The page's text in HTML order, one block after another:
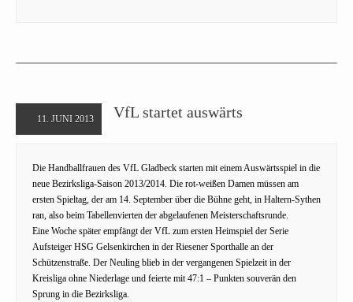
11. JUNI 2013 VfL startet auswärts
Die Handballfrauen des VfL Gladbeck starten mit einem Auswärtsspiel in die
neue Bezirksliga-Saison 2013/2014. Die rot-weißen Damen müssen am
ersten Spieltag, der am 14. September über die Bühne geht, in Haltern-Sythen
ran, also beim Tabellenvierten der abgelaufenen Meisterschaftsrunde.
Eine Woche später empfängt der VfL zum ersten Heimspiel der Serie
Aufsteiger HSG Gelsenkirchen in der Riesener Sporthalle an der
Schützenstraße. Der Neuling blieb in der vergangenen Spielzeit in der
Kreisliga ohne Niederlage und feierte mit 47:1 – Punkten souverän den
Sprung in die Bezirksliga.